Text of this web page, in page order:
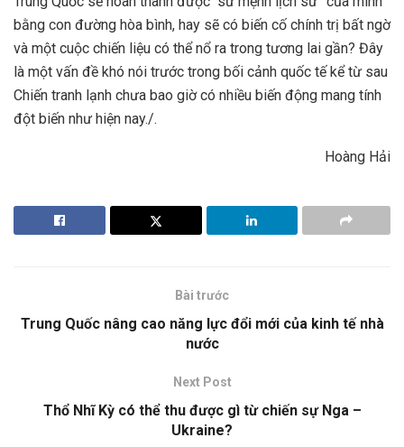
bằng con đường hòa bình, hay sẽ có biến cố chính trị bất ngờ
và một cuộc chiến liệu có thể nổ ra trong tương lai gần? Đây
là một vấn đề khó nói trước trong bối cảnh quốc tế kể từ sau
Chiến tranh lạnh chưa bao giờ có nhiều biến động mang tính
đột biến như hiện nay./.
Hoàng Hải
Bài trước
Trung Quốc nâng cao năng lực đổi mới của kinh tế nhà
nước
Next Post
Thổ Nhĩ Kỳ có thể thu được gì từ chiến sự Nga –
Ukraine?